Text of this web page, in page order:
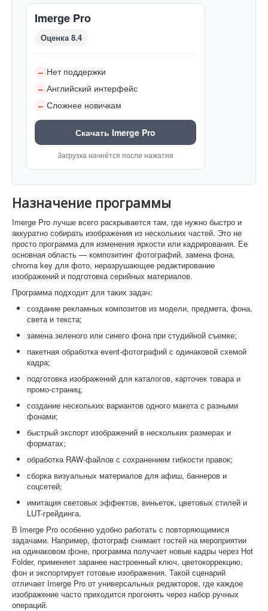
Imerge Pro
Оценка 8.4
– Нет поддержки
– Английский интерфейс
– Сложнее новичкам
Скачать Imerge Pro
Загрузка начнётся после нажатия
Назначение программы
Imerge Pro лучше всего раскрывается там, где нужно быстро и
аккуратно собирать изображения из нескольких частей. Это не
просто программа для изменения яркости или кадрирования. Ее
основная область — композитинг фотографий, замена фона,
chroma key для фото, неразрушающее редактирование
изображений и подготовка серийных материалов.
Программа подходит для таких задач:
создание рекламных композитов из модели, предмета, фона,
света и текста;
замена зеленого или синего фона при студийной съемке;
пакетная обработка event-фотографий с одинаковой схемой
кадра;
подготовка изображений для каталогов, карточек товара и
промо-страниц;
создание нескольких вариантов одного макета с разными
фонами;
быстрый экспорт изображений в нескольких размерах и
форматах;
обработка RAW-файлов с сохранением гибкости правок;
сборка визуальных материалов для афиш, баннеров и
соцсетей;
имитация световых эффектов, виньеток, цветовых стилей и
LUT-грейдинга.
В Imerge Pro особенно удобно работать с повторяющимися
задачами. Например, фотограф снимает гостей на мероприятии
на одинаковом фоне, программа получает новые кадры через Hot
Folder, применяет заранее настроенный ключ, цветокоррекцию,
фон и экспортирует готовые изображения. Такой сценарий
отличает Imerge Pro от универсальных редакторов, где каждое
изображение часто приходится прогонять через набор ручных
операций.